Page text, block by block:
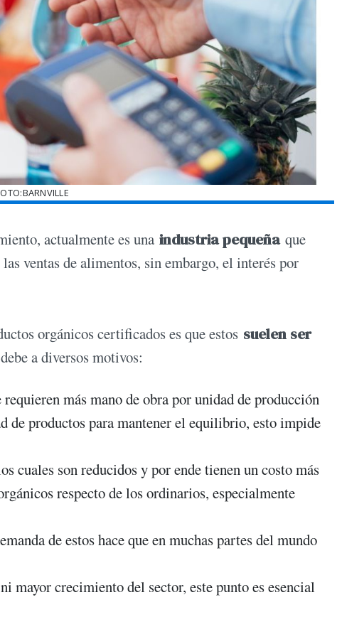
actualmente es una industria pequeñaque
ventas de alimentos, sin embargo, el interés por
orgánicos certificados es que estos suelen ser
a diversos motivos:
requieren más mano de obra por unidad de producción
de productos para mantener el equilibrio, esto impide
cuales son reducidos y por ende tienen un costo más
respecto de los ordinarios, especialmente
de estos hace que en muchas partes del mundo
mayor crecimiento del sector, este punto es esencial